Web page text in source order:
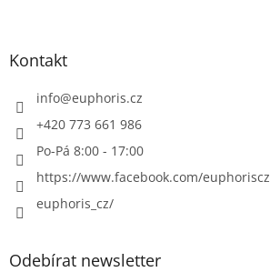
Kontakt
info@euphoris.cz
+420 773 661 986
Po-Pá 8:00 - 17:00
https://www.facebook.com/euphoriscz
euphoris_cz/
Odebírat newsletter